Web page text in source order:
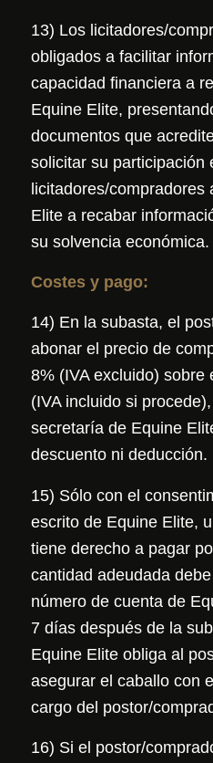
13) Los licitadores/
obligados a facilitar
capacidad financiera a
Equine Elite,
documentos que
solicitar su participación
licitadores/compradores
Elite a recabar
su solvencia económica.
Costes y pago:
14) En la subasta, el
abonar el precio de
8% (IVA excluido) sobre
(IVA incluido si
secretaría de Equine
descuento ni deducción.
15) Sólo con el
escrito de Equine Elite,
tiene derecho a pagar
cantidad adeudada
número de cuenta de
7 días después de la
Equine Elite obliga al
asegurar el caballo con
cargo del postor/
16) Si el postor/